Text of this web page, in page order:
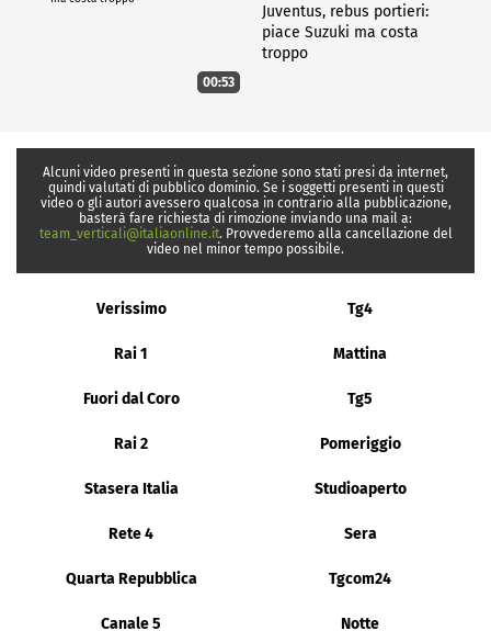
00:53
Juventus, rebus portieri:
piace Suzuki ma costa
troppo
Alcuni video presenti in questa sezione sono stati presi da internet,
quindi valutati di pubblico dominio. Se i soggetti presenti in questi
video o gli autori avessero qualcosa in contrario alla pubblicazione,
basterà fare richiesta di rimozione inviando una mail a:
team_verticali@italiaonline.it. Provvederemo alla cancellazione del
video nel minor tempo possibile.
Verissimo Tg4
Rai 1 Mattina
Fuori dal Coro Tg5
Rai 2 Pomeriggio
Stasera Italia Studioaperto
Rete 4 Sera
Quarta Repubblica Tgcom24
Canale 5 Notte